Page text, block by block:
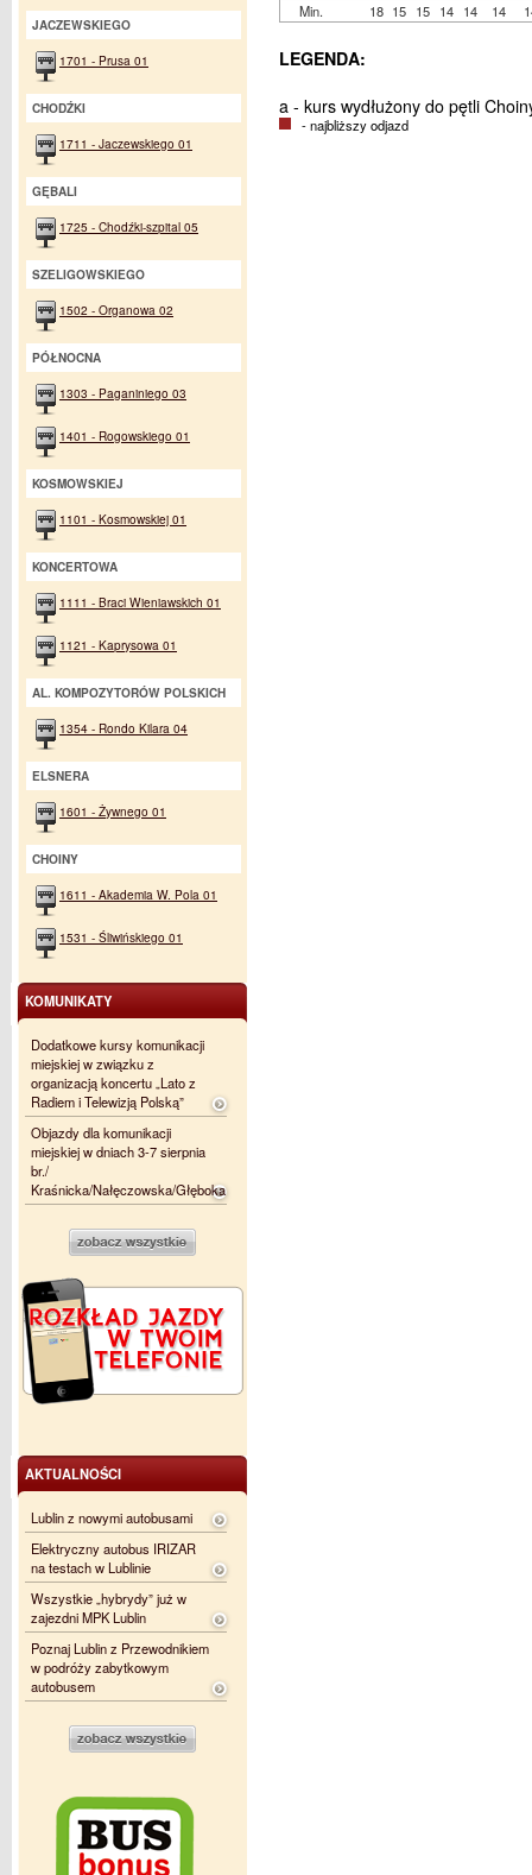
Min.
18 15 15 14 14 14
LEGENDA:
a - kurs wydłużony do pętli
- najbliższy odjazd
JACZEWSKIEGO
1701 - Prusa 01
CHODŹKI
1711 - Jaczewskiego 01
GĘBALI
1725 - Chodźki-szpital 05
SZELIGOWSKIEGO
1502 - Organowa 02
PÓŁNOCNA
1303 - Paganiniego 03
1401 - Rogowskiego 01
KOSMOWSKIEJ
1101 - Kosmowskiej 01
KONCERTOWA
1111 - Braci Wieniawskich 01
1121 - Kaprysowa 01
AL. KOMPOZYTORÓW POLSKICH
1354 - Rondo Kilara 04
ELSNERA
1601 - Żywnego 01
CHOINY
1611 - Akademia W. Pola 01
1531 - Śliwińskiego 01
KOMUNIKATY
Dodatkowe kursy komunikacji
miejskiej w związku z
organizacją koncertu „Lato z
Radiem i Telewizją Polską”
Objazdy dla komunikacji
miejskiej w dniach 3-7 sierpnia
br./
Kraśnicka/Nałęczowska/Głęboka
AKTUALNOŚCI
Lublin z nowymi autobusami
Elektryczny autobus IRIZAR
na testach w Lublinie
Wszystkie „hybrydy” już w
zajezdni MPK Lublin
Poznaj Lublin z Przewodnikiem
w podróży zabytkowym
autobusem